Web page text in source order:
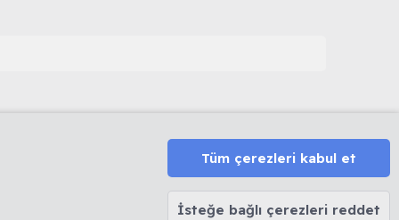
MUHABBETKUSLARI.ORG
Tüm çerezleri kabul et
İsteğe bağlı çerezleri reddet